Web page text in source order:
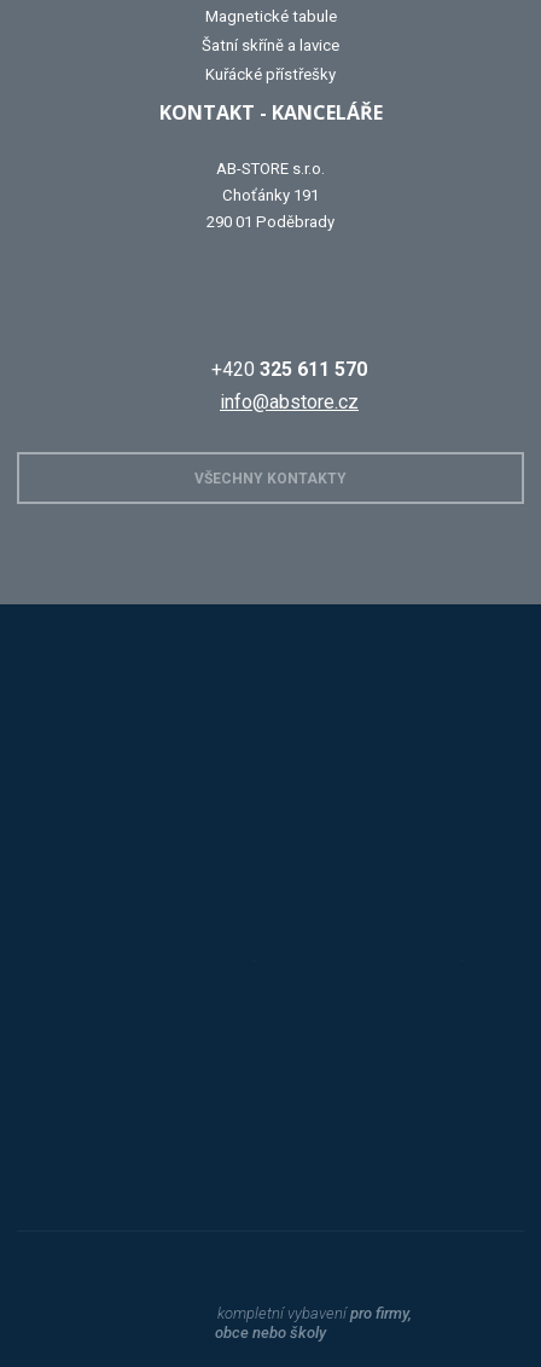
Magnetické tabule
Šatní skříně a lavice
Kuřácké přístřešky
KONTAKT - KANCELÁŘE
AB-STORE s.r.o.
Choťánky 191
290 01 Poděbrady
+420 325 611 570
info@abstore.cz
VŠECHNY KONTAKTY
kompletní vybavenípro firmy,
obce nebo školy